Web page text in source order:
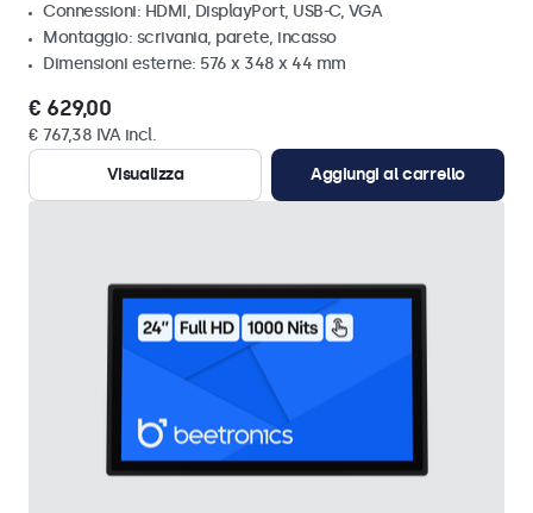
Connessioni: HDMI, DisplayPort, USB-C, VGA
Montaggio: scrivania, parete, incasso
Dimensioni esterne: 576 x 348 x 44 mm
€ 629,00
€ 767,38 IVA incl.
Visualizza
Aggiungi al carrello